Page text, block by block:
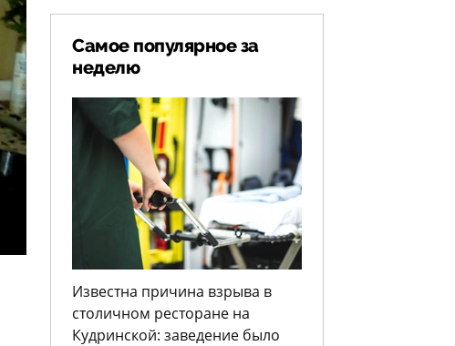
Самое популярное за
неделю
Известна причина взрыва в
столичном ресторане на
Кудринской: заведение было